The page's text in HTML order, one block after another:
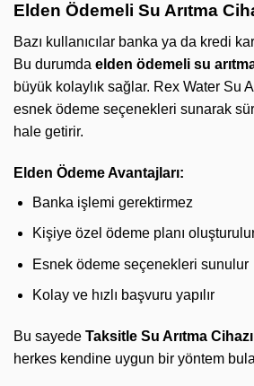
Elden Ödemeli Su Arıtma
Bazı kullanıcılar banka ya da kredi
Bu durumda elden ödemeli su
büyük kolaylık sağlar. Rex Water Su
esnek ödeme seçenekleri sunarak
hale getirir.
Elden Ödeme Avantajları:
Banka işlemi gerektirmez
Kişiye özel ödeme planı
Esnek ödeme seçenekleri sunulur
Kolay ve hızlı başvuru yapılır
Bu sayede Taksitle Su Arıtma Cihazı
herkes kendine uygun bir yöntem